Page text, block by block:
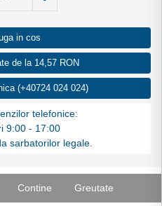
in cos
de la 14,57 RON
(+40724 024 024)
telefonice:
9:00 - 17:00
sarbatorilor legale.
Contine Greutate